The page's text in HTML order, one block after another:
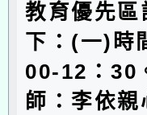
教育優先區
下：(一)時
00-12：30
師：李依